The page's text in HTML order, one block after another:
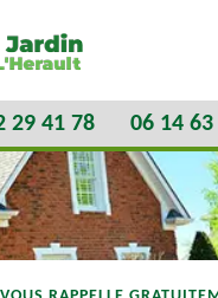
29 41 78 06 14